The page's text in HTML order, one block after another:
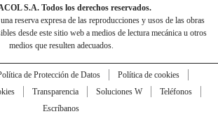
S.A. Todos los derechos reservados.
reserva expresa de las reproducciones y usos de las obras
desde este sitio web a medios de lectura mecánica u otros
medios que resulten adecuados.
de Protección de Datos
Política de cookies
Transparencia Soluciones W
Teléfonos
Escríbanos